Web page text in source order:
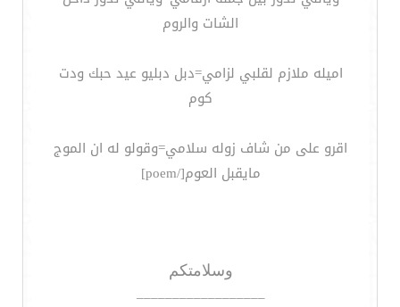
الشات والروم
اميله ملازم لقلبي لزامي=دبل دبليو عيد حبك ودت
كوم
اقرو على من شاف زوله سلامي=وقولو له ان الموج
مايقبل العوم[/poem]
وسلامتكم
__________________